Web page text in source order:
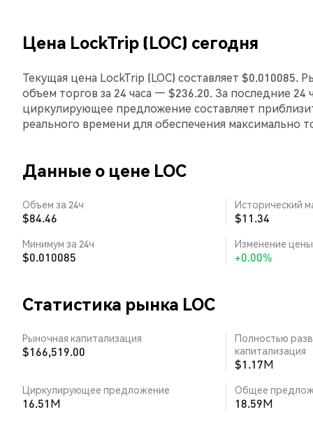
Цена LockTrip (LOC) сегодня
Текущая цена LockTrip (LOC) составляет
объем торгов за 24 часа — $236.20. За последние 24
циркулирующее предложение составляет
реального времени для обеспечения
Данные о цене LOC
Объем за 24ч
$84.46
Исторический
$11.34
Минимум за 24ч
$0.010085
Изменение цены
+0.00%
Статистика рынка LOC
Рыночная капитализация
$166,519.00
Полностью
капитализация
$1.17M
Циркулирующее предложение
16.51M
Общее
18.59M